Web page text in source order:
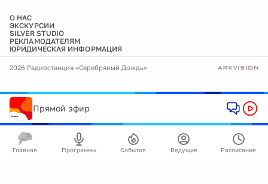
О НАС
ЭКСКУРСИИ
SILVER STUDIO
РЕКЛАМОДАТЕЛЯМ
ЮРИДИЧЕСКАЯ ИНФОРМАЦИЯ
2026 Радиостанция «Серебряный Дождь»
Прямой эфир
Главная Программы События Ведущие Расписание